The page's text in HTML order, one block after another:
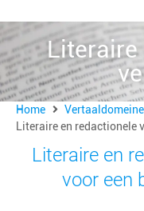
Literaire
Home
Literaire en redactionele
Literaire en
voor een